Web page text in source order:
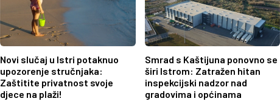
Novi slučaj u Istri potaknuo
upozorenje stručnjaka:
Zaštitite privatnost svoje
djece na plaži!
Smrad s Kaštijuna ponovno se
širi Istrom: Zatražen hitan
inspekcijski nadzor nad
gradovima i općinama